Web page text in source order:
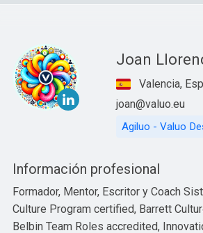
Joan
Valencia,
joan@valuo.eu
Agiluo - Valuo
Información profesional
Formador, Mentor, Escritor y Coach
Culture Program certified, Barrett
Belbin Team Roles accredited,